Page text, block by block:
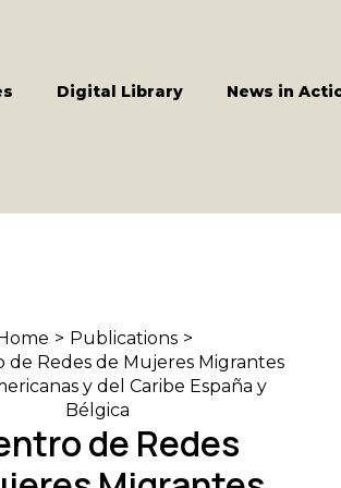
Digital Library News in
Home
Publications
de Redes de Mujeres Migrantes
y del Caribe España y
Bélgica
de Redes